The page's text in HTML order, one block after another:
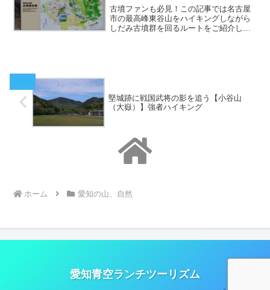
古墳ファンも必見！この記事では名古屋
市の最高峰東谷山をハイキングしながら
しだみ古墳群を回るルートをご紹介して
堅城跡に戦国武将の影を追う【小谷山
（大嶽）】強者ハイキング
ホーム 愛知の山、自然
愛知青空ランチツーリズム